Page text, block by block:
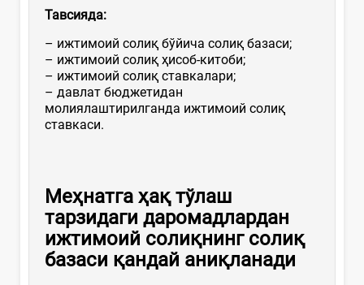
Тавсияда:
– ижтимоий солиқ бўйича солиқ базаси;
– ижтимоий солиқ ҳисоб-китоби;
– ижтимоий солиқ ставкалари;
– давлат бюджетидан
молиялаштирилганда ижтимоий солиқ
ставкаси.
Меҳнатга ҳақ тўлаш
тарзидаги даромадлардан
ижтимоий солиқнинг солиқ
базаси қандай аниқланади